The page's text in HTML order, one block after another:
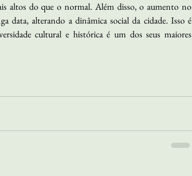
altos do que o normal. Além disso, o aumento no
data, alterando a dinâmica social da cidade. Isso é
cultural e histórica é um dos seus maiores